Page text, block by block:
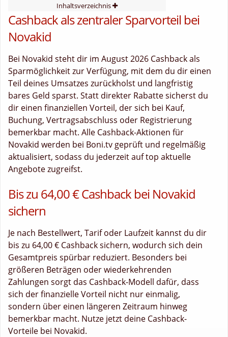
Inhaltsverzeichnis
Cashback als zentraler Sparvorteil bei
Novakid
Bei Novakid steht dir im August 2026 Cashback als
Sparmöglichkeit zur Verfügung, mit dem du dir einen
Teil deines Umsatzes zurückholst und langfristig
bares Geld sparst. Statt direkter Rabatte sicherst du
dir einen finanziellen Vorteil, der sich bei Kauf,
Buchung, Vertragsabschluss oder Registrierung
bemerkbar macht. Alle Cashback-Aktionen für
Novakid werden bei Boni.tv geprüft und regelmäßig
aktualisiert, sodass du jederzeit auf top aktuelle
Angebote zugreifst.
Bis zu 64,00 € Cashback bei Novakid
sichern
Je nach Bestellwert, Tarif oder Laufzeit kannst du dir
bis zu 64,00 € Cashback sichern, wodurch sich dein
Gesamtpreis spürbar reduziert. Besonders bei
größeren Beträgen oder wiederkehrenden
Zahlungen sorgt das Cashback-Modell dafür, dass
sich der finanzielle Vorteil nicht nur einmalig,
sondern über einen längeren Zeitraum hinweg
bemerkbar macht. Nutze jetzt deine Cashback-
Vorteile bei Novakid.